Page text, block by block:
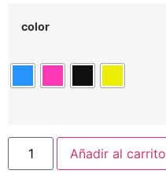
color
Añadir al carrito